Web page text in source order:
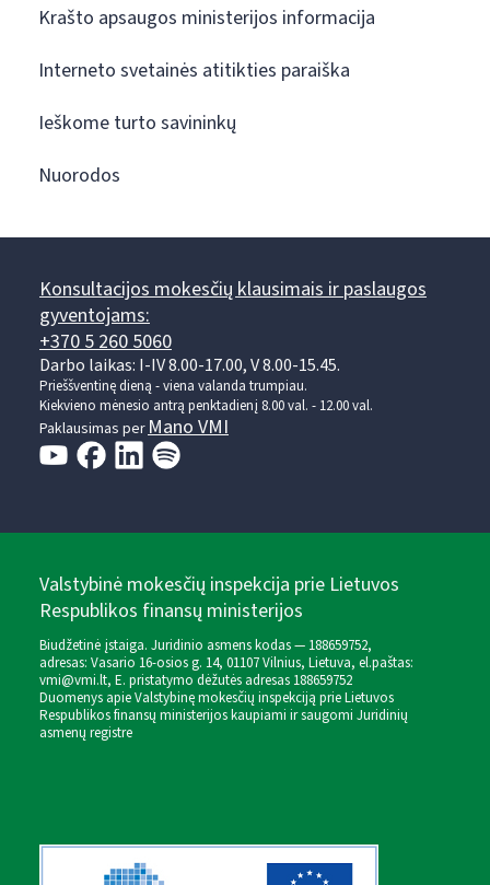
Krašto apsaugos ministerijos informacija
Interneto svetainės atitikties paraiška
Ieškome turto savininkų
Nuorodos
Konsultacijos mokesčių klausimais ir paslaugos
gyventojams:
+370 5 260 5060
Darbo laikas: I-IV 8.00-17.00, V 8.00-15.45.
Prieššventinę dieną - viena valanda trumpiau.
Kiekvieno mėnesio antrą penktadienį 8.00 val. - 12.00 val.
Paklausimas perMano VMI
Valstybinė mokesčių inspekcija prie Lietuvos
Respublikos finansų ministerijos
Biudžetinė įstaiga. Juridinio asmens kodas — 188659752,
adresas: Vasario 16-osios g. 14, 01107 Vilnius, Lietuva, el.paštas:
vmi@vmi.lt, E. pristatymo dėžutės adresas 188659752
Duomenys apie Valstybinę mokesčių inspekciją prie Lietuvos
Respublikos finansų ministerijos kaupiami ir saugomi Juridinių
asmenų registre